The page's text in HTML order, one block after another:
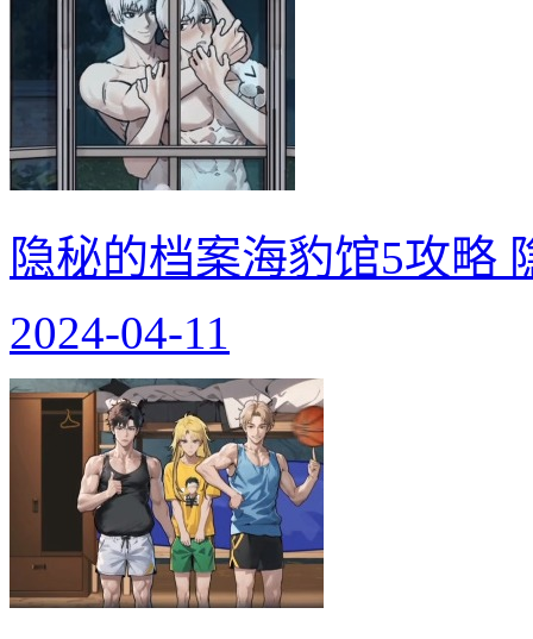
隐秘的档案海豹馆5攻略
2024-04-11